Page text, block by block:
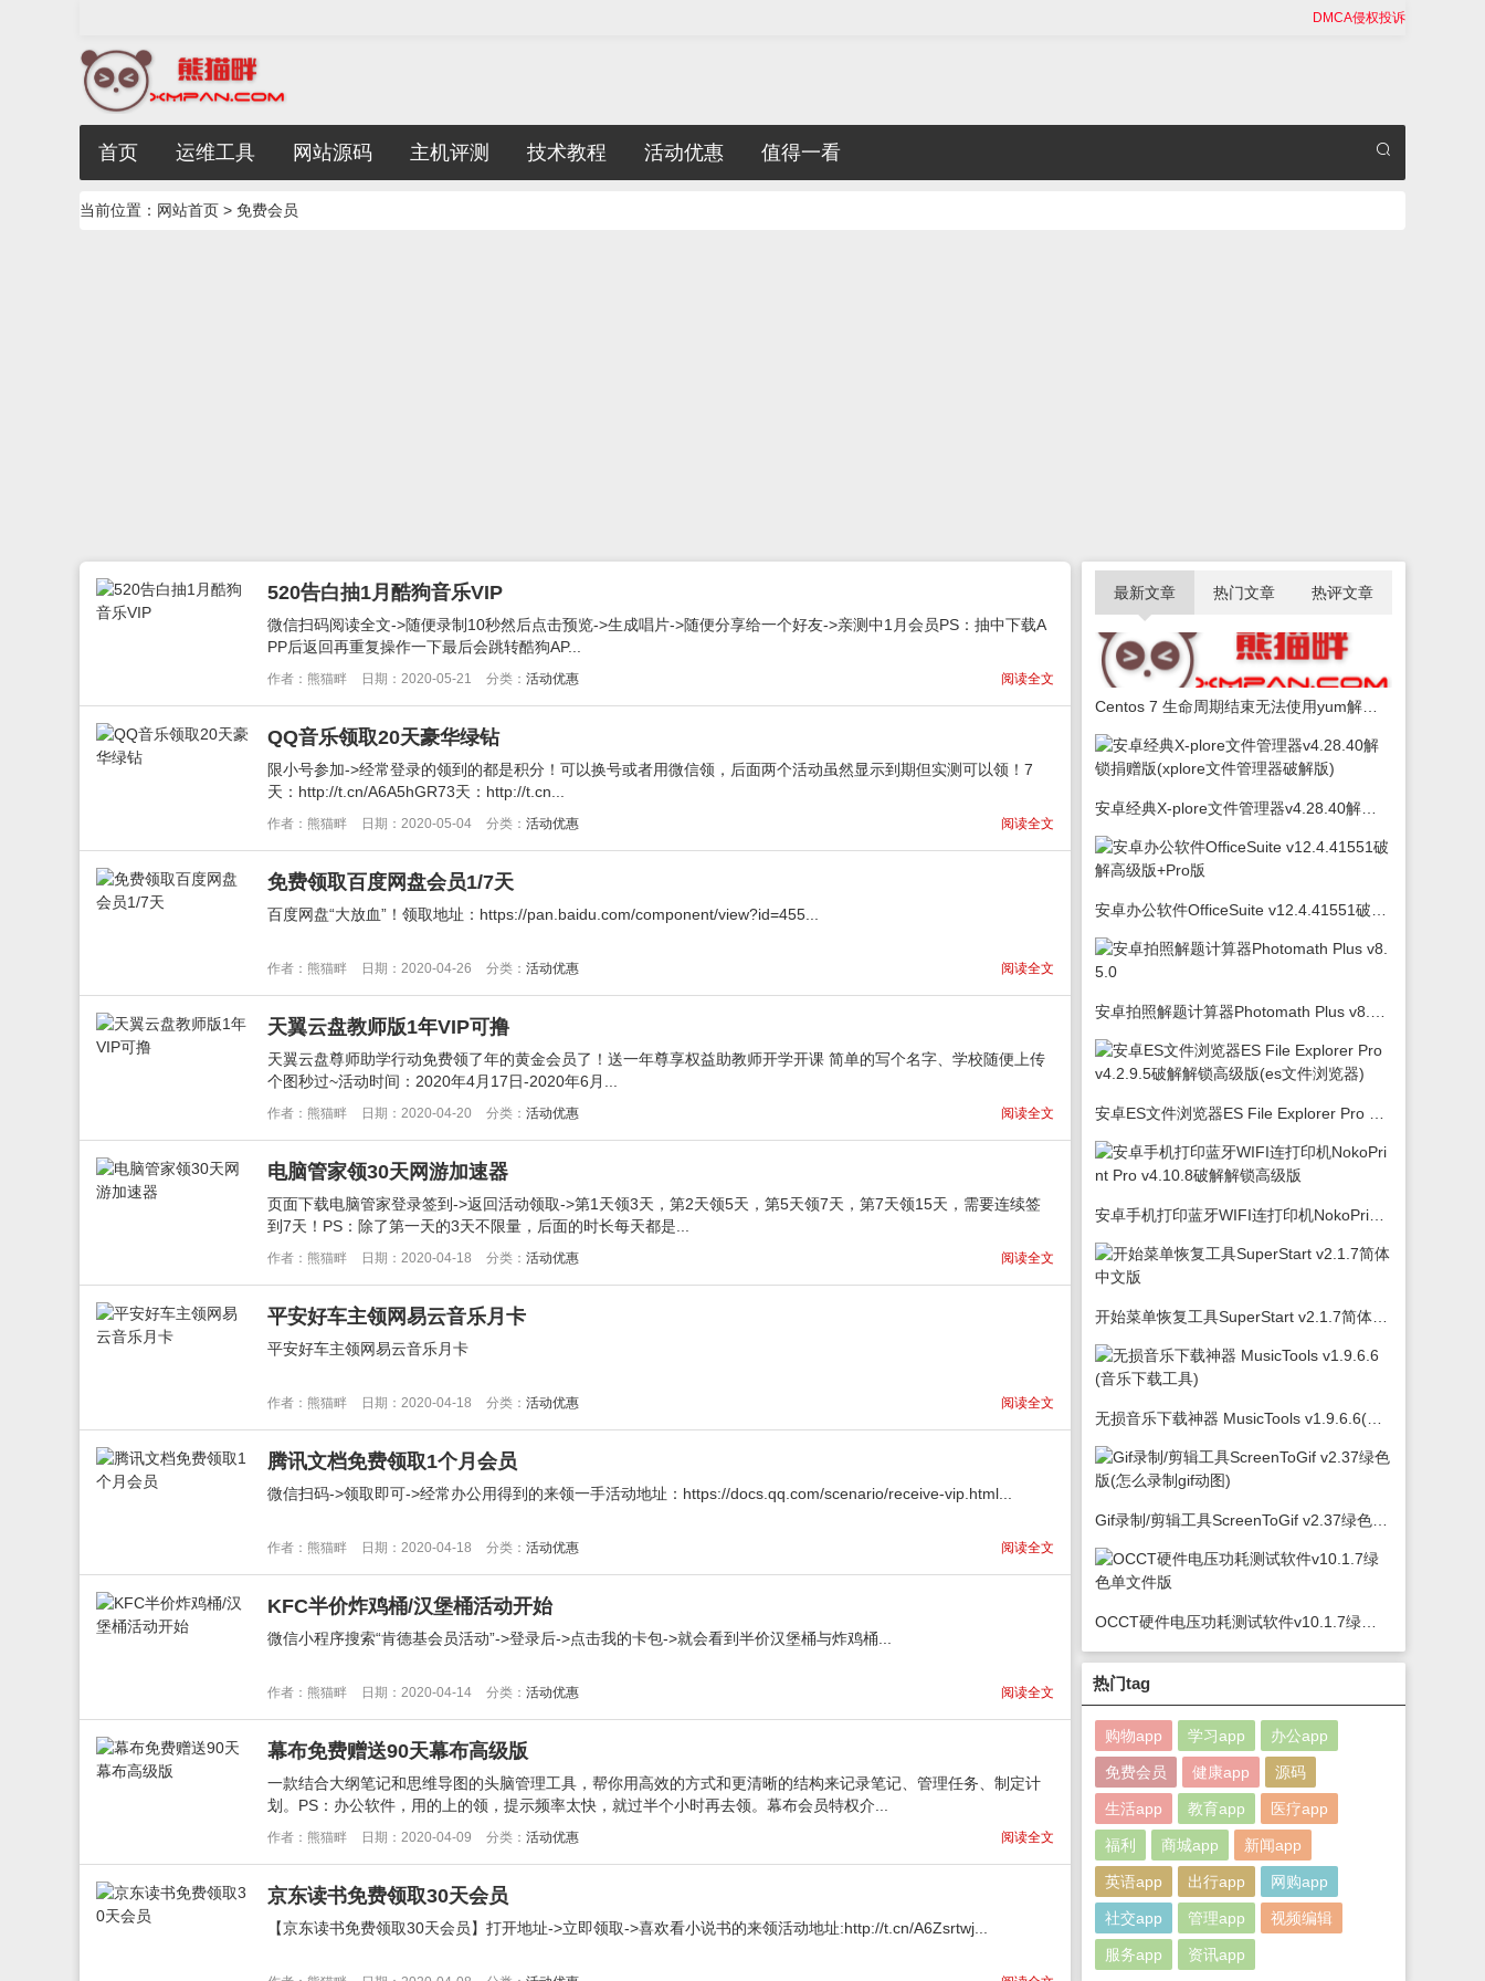
DMCA侵权投诉
首页 运维工具 网站源码 主机评测 技术教程 活动优惠 值得一看
当前位置： 网站首页 > 免费会员
520告白抽1月酷狗音乐VIP
微信扫码阅读全文->随便录制10秒然后点击预览->生成唱片->随便分享给一个好友->亲测中1月会员PS：抽中下载A
PP后返回再重复操作一下最后会跳转酷狗AP...
阅读全文
作者：熊猫畔 日期：2020-05-21 分类： 活动优惠
QQ音乐领取20天豪华绿钻
限小号参加->经常登录的领到的都是积分！可以换号或者用微信领，后面两个活动虽然显示到期但实测可以领！7
天：http://t.cn/A6A5hGR73天：http://t.cn...
阅读全文
作者：熊猫畔 日期：2020-05-04 分类： 活动优惠
免费领取百度网盘会员1/7天
百度网盘“大放血”！领取地址：https://pan.baidu.com/component/view?id=455...
阅读全文
作者：熊猫畔 日期：2020-04-26 分类： 活动优惠
天翼云盘教师版1年VIP可撸
天翼云盘尊师助学行动免费领了年的黄金会员了！送一年尊享权益助教师开学开课 简单的写个名字、学校随便上传
个图秒过~活动时间：2020年4月17日-2020年6月...
阅读全文
作者：熊猫畔 日期：2020-04-20 分类： 活动优惠
电脑管家领30天网游加速器
页面下载电脑管家登录签到->返回活动领取->第1天领3天，第2天领5天，第5天领7天，第7天领15天，需要连续签
到7天！PS：除了第一天的3天不限量，后面的时长每天都是...
阅读全文
作者：熊猫畔 日期：2020-04-18 分类： 活动优惠
平安好车主领网易云音乐月卡
平安好车主领网易云音乐月卡
阅读全文
作者：熊猫畔 日期：2020-04-18 分类： 活动优惠
腾讯文档免费领取1个月会员
微信扫码->领取即可->经常办公用得到的来领一手活动地址：https://docs.qq.com/scenario/receive-vip.html...
阅读全文
作者：熊猫畔 日期：2020-04-18 分类： 活动优惠
KFC半价炸鸡桶/汉堡桶活动开始
微信小程序搜索“肯德基会员活动”->登录后->点击我的卡包->就会看到半价汉堡桶与炸鸡桶...
阅读全文
作者：熊猫畔 日期：2020-04-14 分类： 活动优惠
幕布免费赠送90天幕布高级版
一款结合大纲笔记和思维导图的头脑管理工具，帮你用高效的方式和更清晰的结构来记录笔记、管理任务、制定计
划。PS：办公软件，用的上的领，提示频率太快，就过半个小时再去领。幕布会员特权介...
阅读全文
作者：熊猫畔 日期：2020-04-09 分类： 活动优惠
京东读书免费领取30天会员
【京东读书免费领取30天会员】打开地址->立即领取->喜欢看小说书的来领活动地址:http://t.cn/A6Zsrtwj...
最新文章 热门文章 热评文章
热门tag
购物app 学习app 办公app
免费会员 健康app 源码
生活app 教育app 医疗app
福利 商城app 新闻app
英语app 出行app 网购app
社交app 管理app 视频编辑
服务app 资讯app